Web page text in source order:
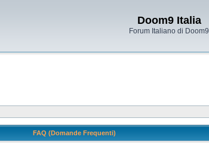
Doom9 Italia
Forum Italiano di Doom9
FAQ (Domande Frequenti)